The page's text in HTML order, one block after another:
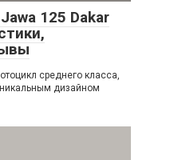
125 Dakar
среднего класса,
дизайном